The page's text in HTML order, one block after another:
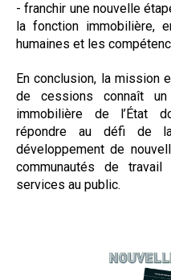
- franchir une nouvelle
la fonction immobilière,
humaines et les
En conclusion, la mission
de cessions connaît
immobilière de l’État
répondre au défi de
développement de
communautés de
services au public.